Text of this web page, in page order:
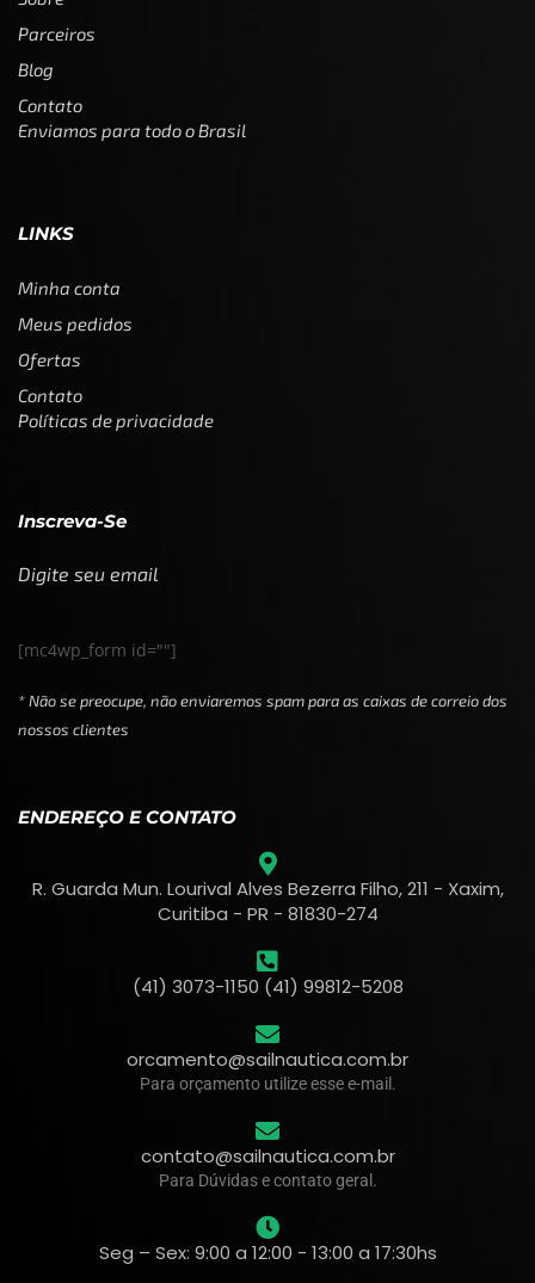
Parceiros
Blog
Contato
Enviamos para todo o Brasil
LINKS
Minha conta
Meus pedidos
Ofertas
Contato
Políticas de privacidade
Inscreva-Se
Digite seu email
[mc4wp_form id=""]
* Não se preocupe, não enviaremos spam para as caixas de correio dos
nossos clientes
ENDEREÇO E CONTATO
R. Guarda Mun. Lourival Alves Bezerra Filho, 211 - Xaxim,
Curitiba - PR - 81830-274
(41) 3073-1150 (41) 99812-5208
orcamento@sailnautica.com.br
Para orçamento utilize esse e-mail.
contato@sailnautica.com.br
Para Dúvidas e contato geral.
Seg – Sex: 9:00 a 12:00 - 13:00 a 17:30hs